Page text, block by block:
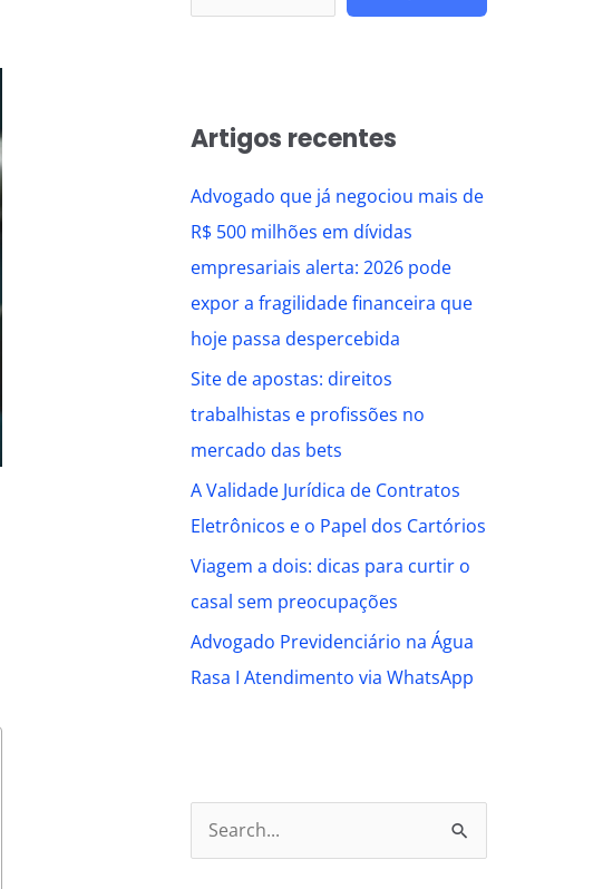
Artigos recentes
Advogado que já negociou mais de
R$ 500 milhões em dívidas
empresariais alerta: 2026 pode
expor a fragilidade financeira que
hoje passa despercebida
Site de apostas: direitos
trabalhistas e profissões no
mercado das bets
A Validade Jurídica de Contratos
Eletrônicos e o Papel dos Cartórios
Viagem a dois: dicas para curtir o
casal sem preocupações
Advogado Previdenciário na Água
Rasa I Atendimento via WhatsApp